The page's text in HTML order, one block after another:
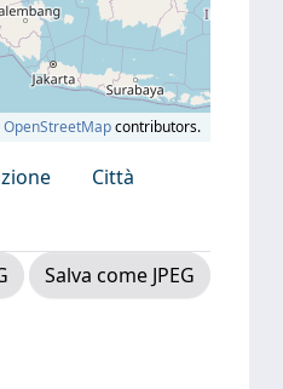
OpenStreetMapcontributors.
Città
Salva come JPEG